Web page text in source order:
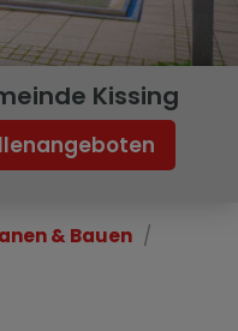
Kissing
& Bauen